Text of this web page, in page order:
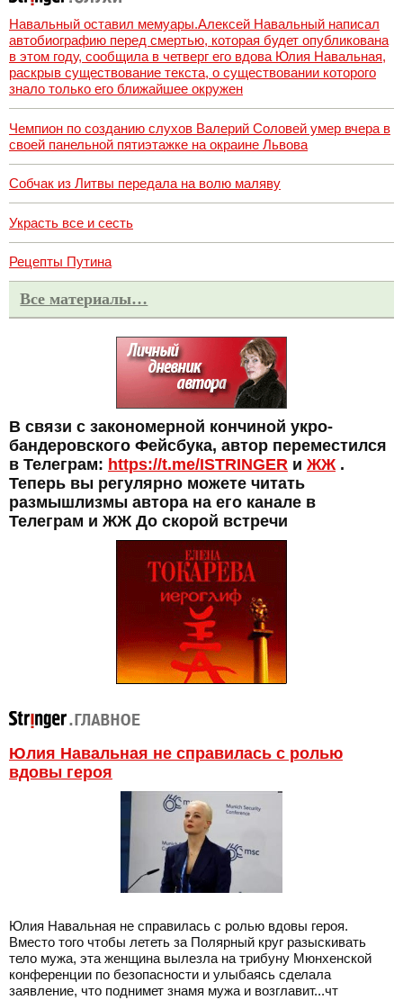
Навальный оставил мемуары.Алексей Навальный написал
автобиографию перед смертью, которая будет опубликована
в этом году, сообщила в четверг его вдова Юлия Навальная,
раскрыв существование текста, о существовании которого
знало только его ближайшее окружен
Чемпион по созданию слухов Валерий Соловей умер вчера в
своей панельной пятиэтажке на окраине Львова
Собчак из Литвы передала на волю маляву
Украсть все и сесть
Рецепты Путина
Все материалы…
В связи с закономерной кончиной укро-
бандеровского Фейсбука, автор переместился
в Телеграм: https://t.me/ISTRINGER и ЖЖ.
Теперь вы регулярно можете читать
размышлизмы автора на его канале в
Телеграм и ЖЖ До скорой встречи
Юлия Навальная не справилась с ролью
вдовы героя
Юлия Навальная не справилась с ролью вдовы героя.
Вместо того чтобы лететь за Полярный круг разыскивать
тело мужа, эта женщина вылезла на трибуну Мюнхенской
конференции по безопасности и улыбаясь сделала
заявление, что поднимет знамя мужа и возглавит...чт